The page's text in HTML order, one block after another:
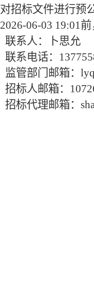
对招标文件进行预
2026-06-03 19:01
联系人：卜思允
联系电话：
监管部门邮箱：
招标人邮箱：
招标代理邮箱：